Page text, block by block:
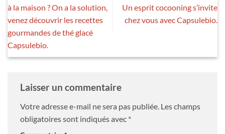
à la maison ? On a la solution,
venez découvrir les recettes
gourmandes de thé glacé
Capsulebio.
Un esprit cocooning s’invite
chez vous avec Capsulebio.
Laisser un commentaire
Votre adresse e-mail ne sera pas publiée. Les champs
obligatoires sont indiqués avec *